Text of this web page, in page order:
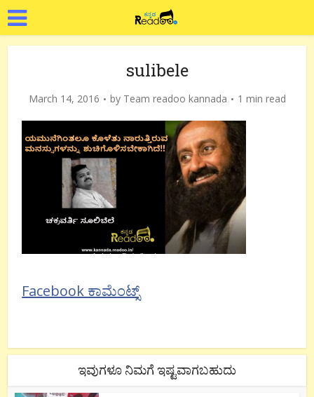
sulibele
March 14, 2016 by Team readoo kannada 1 min read
Facebook ಕಾಮೆಂಟ್ಸ್
ಇವುಗಳೂ ನಿಮಗೆ ಇಷ್ಟವಾಗಬಹುದು